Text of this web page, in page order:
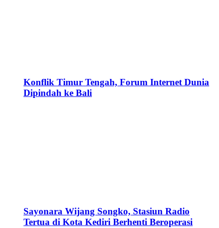
Konflik Timur Tengah, Forum Internet Dunia
Dipindah ke Bali
Sayonara Wijang Songko, Stasiun Radio
Tertua di Kota Kediri Berhenti Beroperasi